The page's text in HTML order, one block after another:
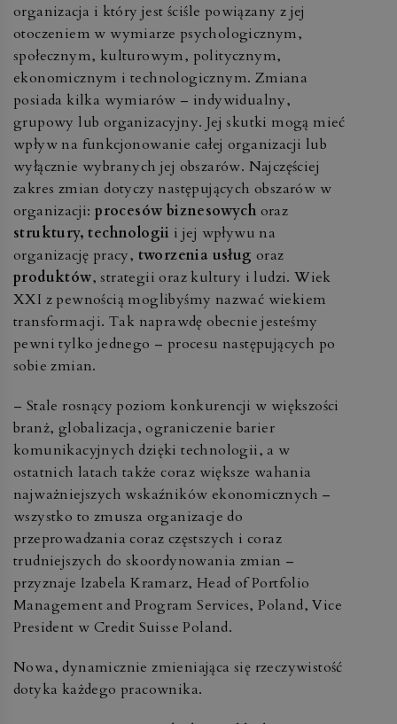
organizacja i który jest ściśle powiązany z jej
otoczeniem w wymiarze psychologicznym,
społecznym, kulturowym, politycznym,
ekonomicznym i technologicznym. Zmiana
posiada kilka wymiarów – indywidualny,
grupowy lub organizacyjny. Jej skutki mogą mieć
wpływ na funkcjonowanie całej organizacji lub
wyłącznie wybranych jej obszarów. Najczęściej
zakres zmian dotyczy następujących obszarów w
organizacji:procesów biznesowych oraz
struktury, technologii i jej wpływu na
organizację pracy, tworzenia usługoraz
produktów, strategii oraz kultury i ludzi. Wiek
XXI z pewnością moglibyśmy nazwać wiekiem
transformacji. Tak naprawdę obecnie jesteśmy
pewni tylko jednego – procesu następujących po
sobie zmian.
– Stale rosnący poziom konkurencji w większości
branż, globalizacja, ograniczenie barier
komunikacyjnych dzięki technologii, a w
ostatnich latach także coraz większe wahania
najważniejszych wskaźników ekonomicznych –
wszystko to zmusza organizacje do
przeprowadzania coraz częstszych i coraz
trudniejszych do skoordynowania zmian –
przyznaje Izabela Kramarz, Head of Portfolio
Management and Program Services, Poland, Vice
President w Credit Suisse Poland.
Nowa, dynamicznie zmieniająca się rzeczywistość
dotyka każdego pracownika.